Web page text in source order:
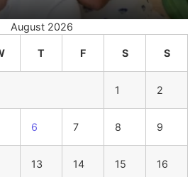
August 2026
T F S S
1 2
6 7 8 9
13 14 15 16